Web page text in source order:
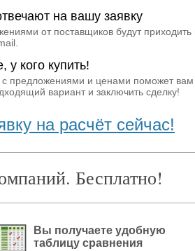
на вашу заявку
от поставщиков будут приходить
у кого купить!
с предложениями и ценами поможет вам
вариант и заключить сделку!
на расчёт сейчас!
Бесплатно!
Вы получаете удобную
таблицу сравнения